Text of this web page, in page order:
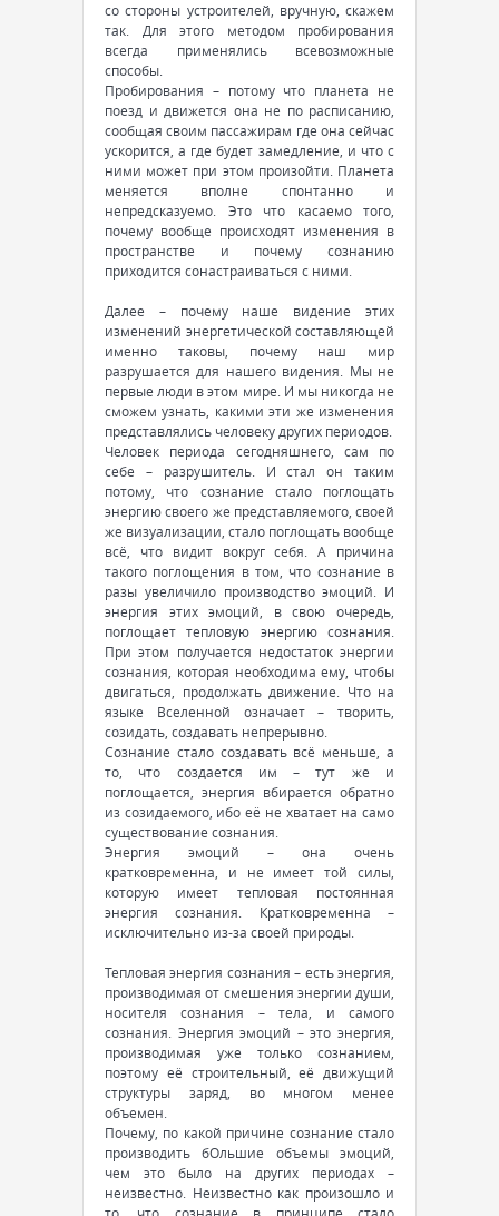
со стороны устроителей, вручную, скажем
так. Для этого методом пробирования
всегда применялись всевозможные
способы.
Пробирования – потому что планета не
поезд и движется она не по расписанию,
сообщая своим пассажирам где она сейчас
ускорится, а где будет замедление, и что с
ними может при этом произойти. Планета
меняется вполне спонтанно и
непредсказуемо. Это что касаемо того,
почему вообще происходят изменения в
пространстве и почему сознанию
приходится сонастраиваться с ними.
Далее – почему наше видение этих
изменений энергетической составляющей
именно таковы, почему наш мир
разрушается для нашего видения. Мы не
первые люди в этом мире. И мы никогда не
сможем узнать, какими эти же изменения
представлялись человеку других периодов.
Человек периода сегодняшнего, сам по
себе – разрушитель. И стал он таким
потому, что сознание стало поглощать
энергию своего же представляемого, своей
же визуализации, стало поглощать вообще
всё, что видит вокруг себя. А причина
такого поглощения в том, что сознание в
разы увеличило производство эмоций. И
энергия этих эмоций, в свою очередь,
поглощает тепловую энергию сознания.
При этом получается недостаток энергии
сознания, которая необходима ему, чтобы
двигаться, продолжать движение. Что на
языке Вселенной означает – творить,
созидать, создавать непрерывно.
Сознание стало создавать всё меньше, а
то, что создается им – тут же и
поглощается, энергия вбирается обратно
из созидаемого, ибо её не хватает на само
существование сознания.
Энергия эмоций – она очень
кратковременна, и не имеет той силы,
которую имеет тепловая постоянная
энергия сознания. Кратковременна –
исключительно из-за своей природы.
Тепловая энергия сознания – есть энергия,
производимая от смешения энергии души,
носителя сознания – тела, и самого
сознания. Энергия эмоций – это энергия,
производимая уже только сознанием,
поэтому её строительный, её движущий
структуры заряд, во многом менее
объемен.
Почему, по какой причине сознание стало
производить бОльшие объемы эмоций,
чем это было на других периодах –
неизвестно. Неизвестно как произошло и